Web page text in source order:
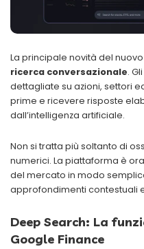
La principale novità del nuovo
ricerca conversazionale.
dettagliate su azioni, settori
prime e ricevere risposte
dall’intelligenza artificiale.
Non si tratta più soltanto di
numerici. La piattaforma è
del mercato in modo
approfondimenti contestuali
Deep Search: La
Google Finance